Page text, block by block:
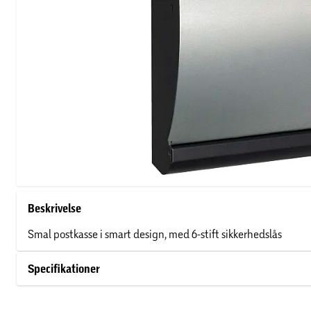
Beskrivelse
Smal postkasse i smart design, med 6-stift sikkerhedslås
Specifikationer